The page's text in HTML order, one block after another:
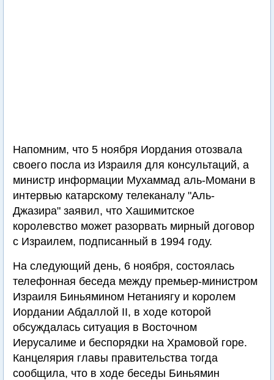
Напомним, что 5 ноября Иордания отозвала
своего посла из Израиля для консультаций, а
министр информации Мухаммад аль-Момани в
интервью катарскому телеканалу "Аль-
Джазира" заявил, что Хашимитское
королевство может разорвать мирный договор
с Израилем, подписанный в 1994 году.
На следующий день, 6 ноября, состоялась
телефонная беседа между премьер-министром
Израиля Биньямином Нетаниягу и королем
Иордании Абдаллой II, в ходе которой
обсуждалась ситуация в Восточном
Иерусалиме и беспорядки на Храмовой горе.
Канцелярия главы правительства тогда
сообщила, что в ходе беседы Биньямин